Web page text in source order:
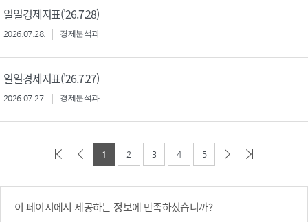
일일경제지표('26.7.28)
2026.07.28. 경제분석과
일일경제지표('26.7.27)
2026.07.27. 경제분석과
1 2 3 4 5
이 페이지에서 제공하는 정보에 만족하셨습니까?